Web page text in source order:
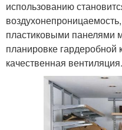
использованию
пластиковыми панелями
планировке
качественная вентиляция.